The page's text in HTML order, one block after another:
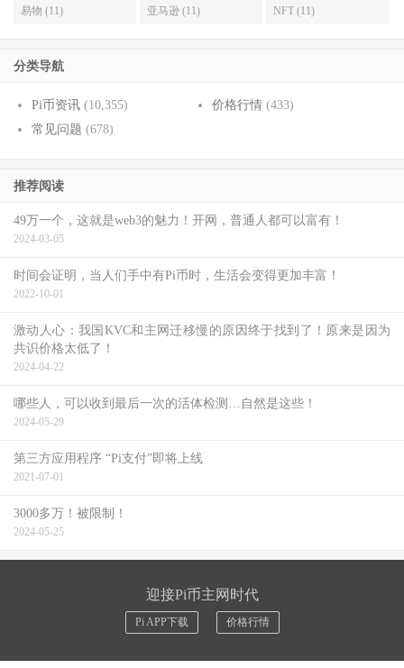
易物 (11) 亚马逊 (11) NFT (11)
分类导航
Pi币资讯 (10,355) 价格行情(433)
常见问题 (678)
推荐阅读
49万一个，这就是web3的魅力！开网，普通人都可以富有！
2024-03-05
时间会证明，当人们手中有Pi币时，生活会变得更加丰富！
2022-10-01
激动人心：我国KVC和主网迁移慢的原因终于找到了！原来是因为
共识价格太低了！
2024-04-22
哪些人，可以收到最后一次的活体检测…自然是这些！
2024-05-29
第三方应用程序 “Pi支付”即将上线
2021-07-01
3000多万！被限制！
2024-05-25
迎接Pi币主网时代
Pi APP下载 价格行情